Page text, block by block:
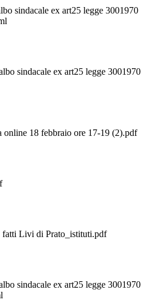
sindacale ex art25 legge 3001970
sindacale ex art25 legge 3001970
18 febbraio ore 17-19 (2).pdf
fatti Livi di Prato_istituti.pdf
sindacale ex art25 legge 3001970